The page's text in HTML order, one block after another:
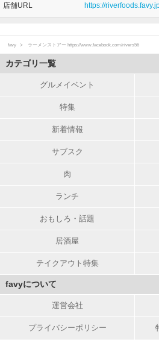
店舗URL https://
favy ラーメンストアー https://www.facebook.com/rivers56
カテゴリ一覧
グルメイベント
特集
新着情報
サブスク
肉
ランチ
おもしろ・話題
居酒屋
テイクアウト特集
favyについて
運営会社
プライバシーポリシー